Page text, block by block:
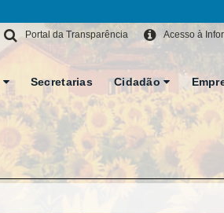
Acesso à
Portal da Transparência
Secretarias Cidadão